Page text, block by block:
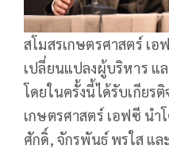
สโมสรเกษตรศาสตร์ เอ
เปลี่ยนแปลงผู้บริหาร แ
โดยในครั้งนี้ได้รับเกียร
เกษตรศาสตร์ เอฟซี นำ
ศักดิ์, จักรพันธ์ พรใส แ